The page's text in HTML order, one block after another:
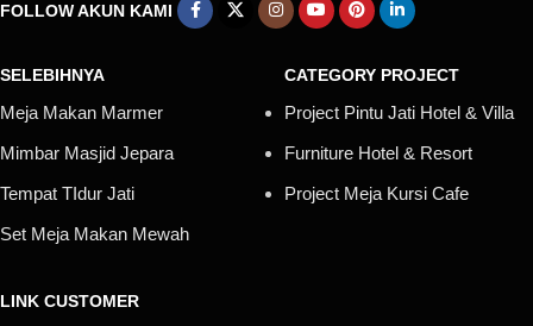
FOLLOW AKUN KAMI
SELEBIHNYA
Meja Makan Marmer
Mimbar Masjid Jepara
Tempat TIdur Jati
Set Meja Makan Mewah
CATEGORY PROJECT
Project Pintu Jati Hotel & Villa
Furniture Hotel & Resort
Project Meja Kursi Cafe
LINK CUSTOMER